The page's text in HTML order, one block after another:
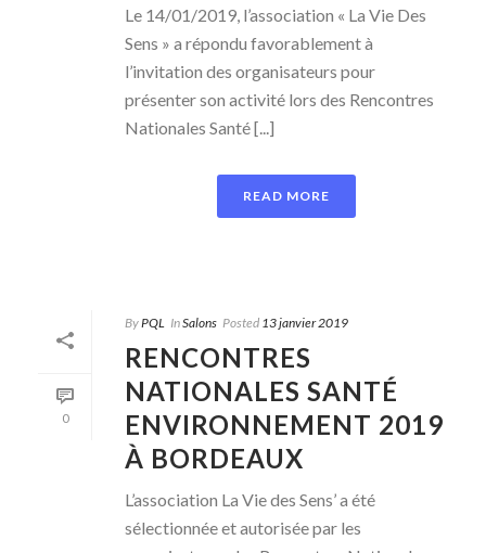
Le 14/01/2019, l’association « La Vie Des
Sens » a répondu favorablement à
l’invitation des organisateurs pour
présenter son activité lors des Rencontres
Nationales Santé [...]
READ MORE
0
ByPQL InSalons Posted 13 janvier 2019
RENCONTRES
NATIONALES SANTÉ
ENVIRONNEMENT 2019
À BORDEAUX
L’association La Vie des Sens’ a été
sélectionnée et autorisée par les